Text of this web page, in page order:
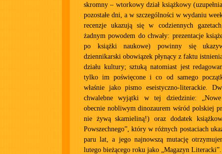
skromny – wtorkowy dział książkowy
pozostałe dni, a w szczególności w wydaniu
recenzje ukazują się w codziennych
żadnym powodem do chwały: prezentacje
po książki naukowe) powinny się
dziennikarski obowiązek płynący z faktu
działu kultury; sztuką natomiast jest
tylko im poświęcone i co od samego
właśnie jako pismo eseistyczno-literackie.
chwalebne wyjątki w tej dziedzinie: „Nowe
obecnie nobliwym dinozaurem wśród polskiej
nie żywą skamieliną!) oraz dodatek
Powszechnego”, który w różnych postaciach
paru lat, a jego najnowszą mutację
lutego bieżącego roku jako „Magazyn Literacki”.